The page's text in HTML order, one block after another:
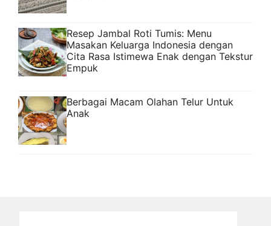
Resep Jambal Roti Tumis: Menu
Masakan Keluarga Indonesia dengan
Cita Rasa Istimewa Enak dengan Tekstur
Empuk
Berbagai Macam Olahan Telur Untuk
Anak